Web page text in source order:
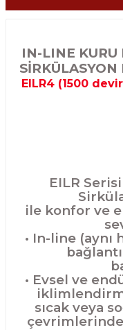
IN-LINE KURU
EILR4 (1500
EILR
ile konfor ve
• In-line (aynı
• Evsel ve
sıcak veya